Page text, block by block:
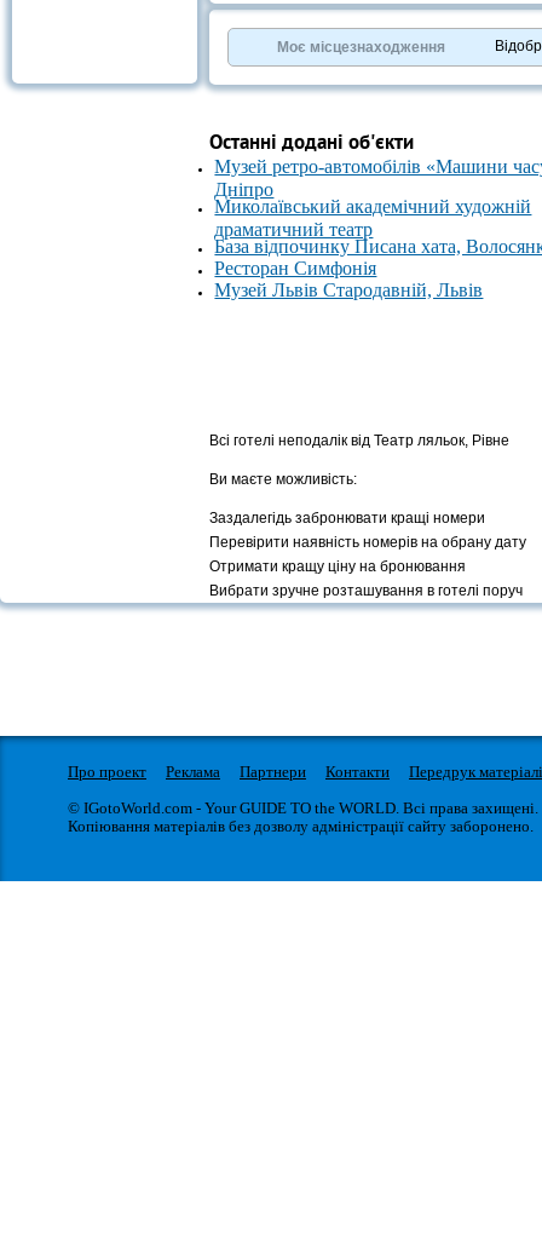
OpenStreetMapcontributors.
»
Моє місцезнаходження
Останні додані об'єкти
Музей ретро-автомобілів «Машини
Дніпро
Миколаївський академічний художній
драматичний театр
База відпочинку Писана хата,
Ресторан Симфонія
Музей Львів Стародавній, Львів
Всі готелі неподалік від Театр ляльок, Рівне
Ви маєте можливість:
Заздалегідь забронювати кращі номери
Перевірити наявність номерів на обрану дату
Отримати кращу ціну на бронювання
Вибрати зручне розташування в готелі поруч
Про проект Реклама Партнери Контакти
Передрук
© IGotoWorld.com - Your GUIDE TO the WORLD. Всі права захищені.
Копіювання матеріалів без дозволу адміністрації сайту заборонено.